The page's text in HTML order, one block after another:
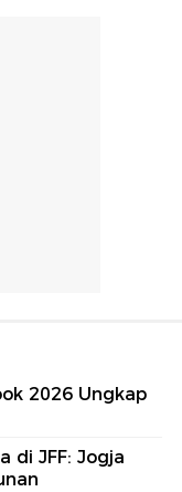
2026 Ungkap
di JFF: Jogja